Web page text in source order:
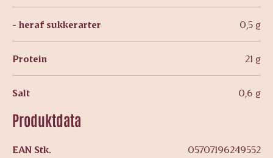
- heraf sukkerarter 0,5 g
Protein 21 g
Salt 0,6 g
Produktdata
EAN Stk. 05707196249552